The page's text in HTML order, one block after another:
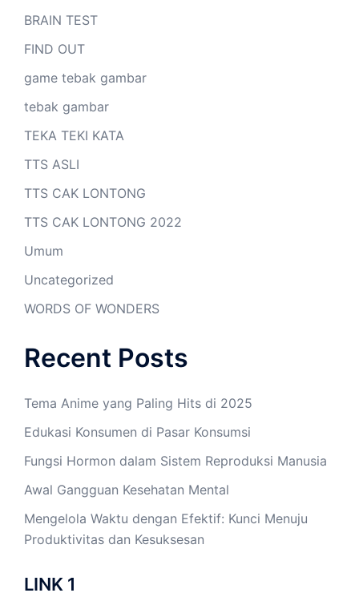
BRAIN TEST
FIND OUT
game tebak gambar
tebak gambar
TEKA TEKI KATA
TTS ASLI
TTS CAK LONTONG
TTS CAK LONTONG 2022
Umum
Uncategorized
WORDS OF WONDERS
Recent Posts
Tema Anime yang Paling Hits di 2025
Edukasi Konsumen di Pasar Konsumsi
Fungsi Hormon dalam Sistem Reproduksi Manusia
Awal Gangguan Kesehatan Mental
Mengelola Waktu dengan Efektif: Kunci Menuju
Produktivitas dan Kesuksesan
LINK 1